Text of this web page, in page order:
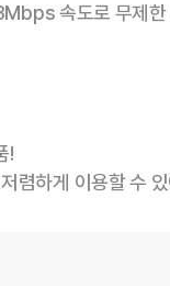
속도로 무제한
!
렴하게 이용할 수